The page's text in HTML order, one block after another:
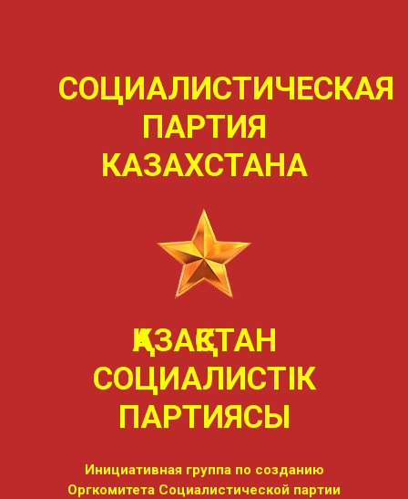
СОЦИАЛИСТИЧЕСКАЯ
ПАРТИЯ
КАЗАХСТАНА
ҚАЗАҚСТАН
СОЦИАЛИСТIК
ПАРТИЯСЫ
Инициативная группа по созданию
Оргкомитета Социалистической партии